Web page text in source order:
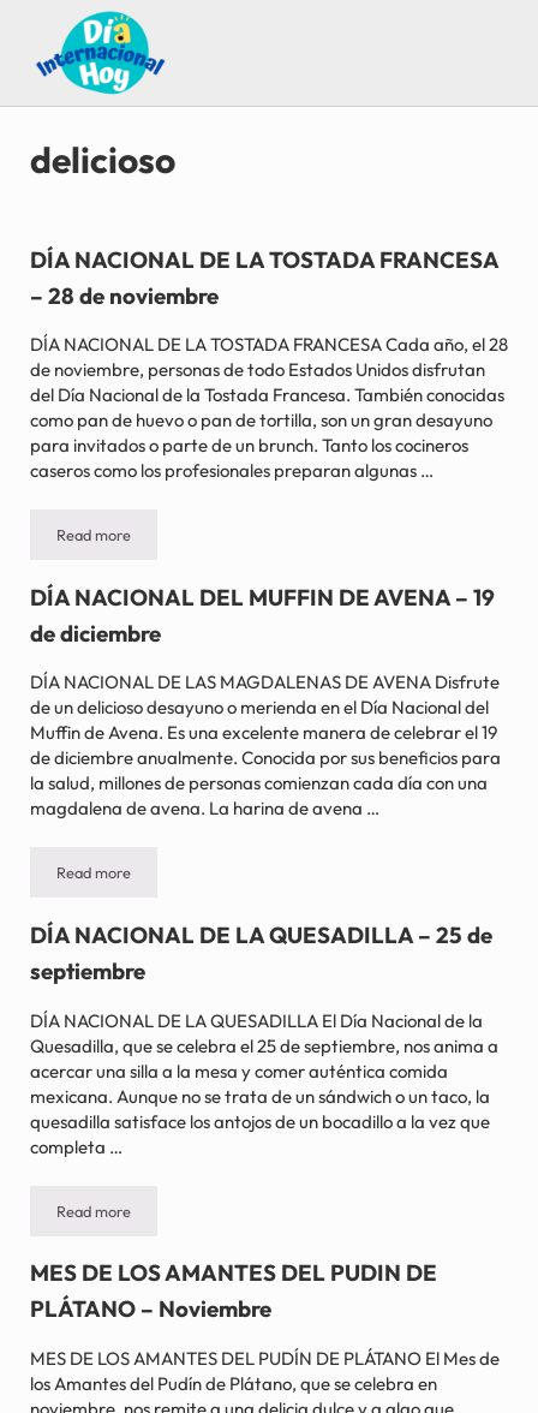
Saltar al contenido principal
Skip to after header navigation
Skip to site footer
Día Internacional Hoy
Guía para saber qué día internacional es hoy
delicioso
DÍA NACIONAL DE LA TOSTADA FRANCESA
– 28 de noviembre
DÍA NACIONAL DE LA TOSTADA FRANCESA Cada año, el 28
de noviembre, personas de todo Estados Unidos disfrutan
del Día Nacional de la Tostada Francesa. También conocidas
como pan de huevo o pan de tortilla, son un gran desayuno
para invitados o parte de un brunch. Tanto los cocineros
caseros como los profesionales preparan algunas …
Read moreDÍA NACIONAL DE LA TOSTADA FRANCESA – 28 de noviembre
DÍA NACIONAL DEL MUFFIN DE AVENA – 19
de diciembre
DÍA NACIONAL DE LAS MAGDALENAS DE AVENA Disfrute
de un delicioso desayuno o merienda en el Día Nacional del
Muffin de Avena. Es una excelente manera de celebrar el 19
de diciembre anualmente. Conocida por sus beneficios para
la salud, millones de personas comienzan cada día con una
magdalena de avena. La harina de avena …
Read moreDÍA NACIONAL DEL MUFFIN DE AVENA – 19 de diciembre
DÍA NACIONAL DE LA QUESADILLA – 25 de
septiembre
DÍA NACIONAL DE LA QUESADILLA El Día Nacional de la
Quesadilla, que se celebra el 25 de septiembre, nos anima a
acercar una silla a la mesa y comer auténtica comida
mexicana. Aunque no se trata de un sándwich o un taco, la
quesadilla satisface los antojos de un bocadillo a la vez que
completa …
Read moreDÍA NACIONAL DE LA QUESADILLA – 25 de septiembre
MES DE LOS AMANTES DEL PUDIN DE
PLÁTANO – Noviembre
MES DE LOS AMANTES DEL PUDÍN DE PLÁTANO El Mes de
los Amantes del Pudín de Plátano, que se celebra en
noviembre, nos remite a una delicia dulce y a algo que